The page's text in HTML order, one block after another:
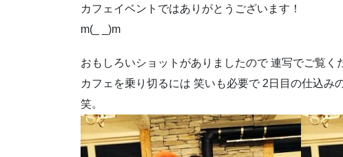
カフェイベントではありがとうございます！
m(_ _)m
おもしろいショットがありましたので 連写でご覧く
カフェを乗り切るには 笑いも必要で 2日目の仕込み
笑。